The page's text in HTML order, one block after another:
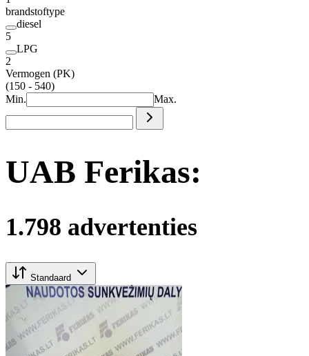
brandstoftype
diesel
5
LPG
2
Vermogen (PK)
(150 - 540)
Min.
Max.
UAB Ferikas:
1.798 advertenties
Standaard